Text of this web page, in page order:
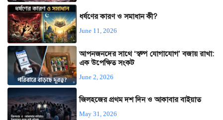
ধর্ষণের কারণ ও সমাধান কী?
June 11, 2026
আপনজনদের সাথে ‘স্বল্প যোগাযোগ’ বজায় রাখা:
এক উপেক্ষিত সংকট
June 2, 2026
জিলহজের প্রথম দশ দিন ও আকাবার বাইয়াত
May 31, 2026